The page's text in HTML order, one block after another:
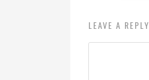
LEAVE A REPLY